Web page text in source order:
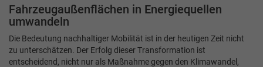
Fahrzeugaußenflächen in Energiequellen
umwandeln
Die Bedeutung nachhaltiger Mobilität ist in der heutigen Zeit nicht
zu unterschätzen. Der Erfolg dieser Transformation ist
entscheidend, nicht nur als Maßnahme gegen den Klimawandel,